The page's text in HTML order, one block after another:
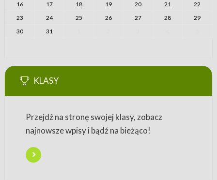
16
17 18 19 20 21
22
23
24 25 26 27 28
29
30
31
KLASY
Przejdź na stronę swojej klasy, zobacz
najnowsze wpisy i bądź na bieżąco!